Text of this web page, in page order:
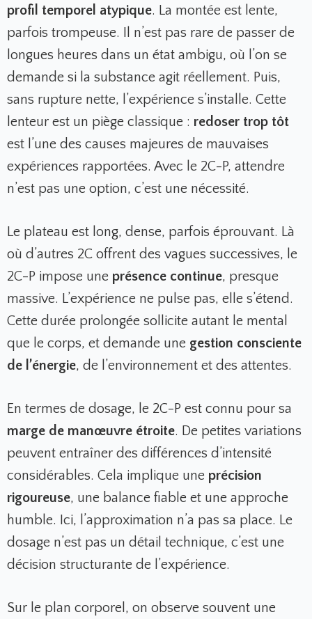
profil temporel atypique. La montée est lente,
parfois trompeuse. Il n’est pas rare de passer de
longues heures dans un état ambigu, où l’on se
demande si la substance agit réellement. Puis,
sans rupture nette, l’expérience s’installe. Cette
lenteur est un piège classique : redoser trop tôt
est l’une des causes majeures de mauvaises
expériences rapportées. Avec le 2C-P, attendre
n’est pas une option, c’est une nécessité.
Le plateau est long, dense, parfois éprouvant. Là
où d’autres 2C offrent des vagues successives, le
2C-P impose une présence continue, presque
massive. L’expérience ne pulse pas, elle s’étend.
Cette durée prolongée sollicite autant le mental
que le corps, et demande une gestion consciente
de l’énergie, de l’environnement et des attentes.
En termes de dosage, le 2C-P est connu pour sa
marge de manœuvre étroite. De petites variations
peuvent entraîner des différences d’intensité
considérables. Cela implique une précision
rigoureuse, une balance fiable et une approche
humble. Ici, l’approximation n’a pas sa place. Le
dosage n’est pas un détail technique, c’est une
décision structurante de l’expérience.
Sur le plan corporel, on observe souvent une